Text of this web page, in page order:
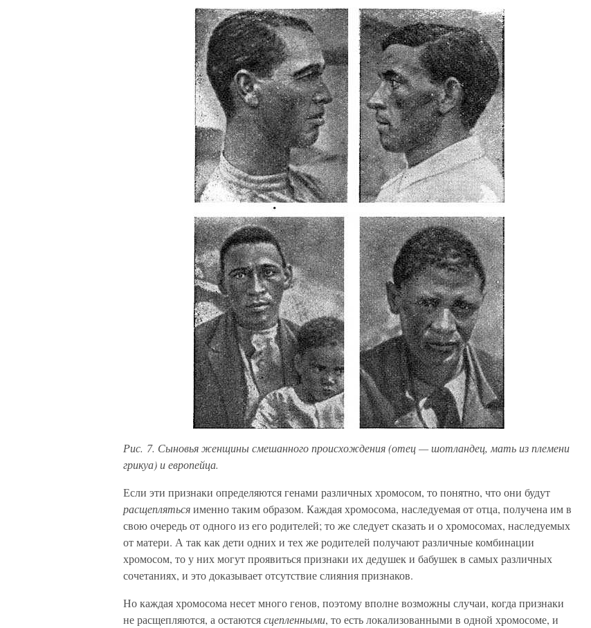
Рис. 7. Сыновья женщины смешанного происхождения (отец — шотландец, мать из племени
грикуа) и европейца.
Если эти признаки определяются генами различных хромосом, то понятно, что они будут
расщеплятьсяименно таким образом. Каждая хромосома, наследуемая от отца, получена им в
свою очередь от одного из его родителей; то же следует сказать и о хромосомах, наследуемых
от матери. А так как дети одних и тех же родителей получают различные комбинации
хромосом, то у них могут проявиться признаки их дедушек и бабушек в самых различных
сочетаниях, и это доказывает отсутствие слияния признаков.
Но каждая хромосома несет много генов, поэтому вполне возможны случаи, когда признаки
не расщепляются, а остаютсясцепленными, то есть локализованными в одной хромосоме, и